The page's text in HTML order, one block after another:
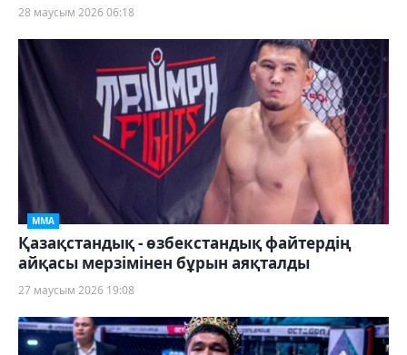
28 маусым 2026 06:18
ММА
Қазақстандық - өзбекстандық файтердің
айқасы мерзімінен бұрын аяқталды
27 маусым 2026 19:08